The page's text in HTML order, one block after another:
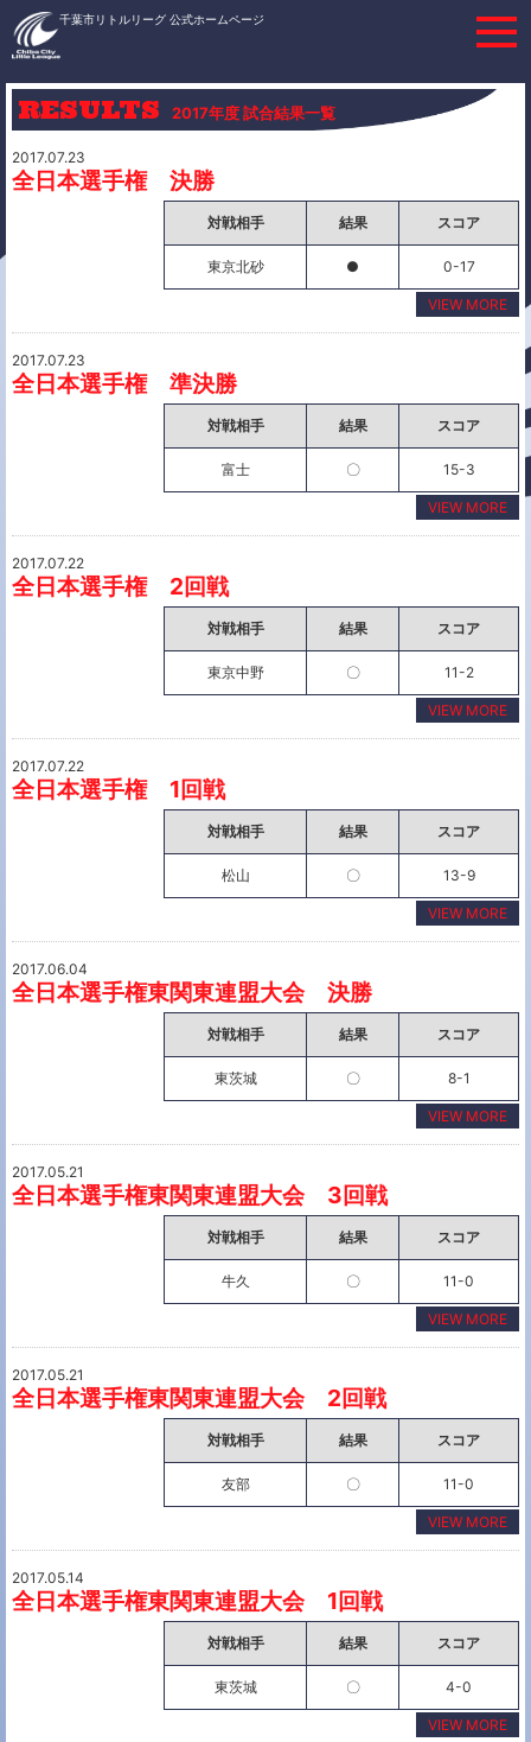
千葉市リトルリーグ 公式ホームページ
RESULTS 2017年度 試合結果一覧
2017.07.23
全日本選手権 決勝
対戦相手 結果 スコア
東京北砂 ● 0-17
VIEW MORE
2017.07.23
全日本選手権 準決勝
対戦相手 結果 スコア
富士 〇 15-3
VIEW MORE
2017.07.22
全日本選手権 2回戦
対戦相手 結果 スコア
東京中野 〇 11-2
VIEW MORE
2017.07.22
全日本選手権 1回戦
対戦相手 結果 スコア
松山 〇 13-9
VIEW MORE
2017.06.04
全日本選手権東関東連盟大会 決勝
対戦相手 結果 スコア
東茨城 〇 8-1
VIEW MORE
2017.05.21
全日本選手権東関東連盟大会 3回戦
対戦相手 結果 スコア
牛久 〇 11-0
VIEW MORE
2017.05.21
全日本選手権東関東連盟大会 2回戦
対戦相手 結果 スコア
友部 〇 11-0
VIEW MORE
2017.05.14
全日本選手権東関東連盟大会 1回戦
対戦相手 結果 スコア
東茨城 〇 4-0
VIEW MORE